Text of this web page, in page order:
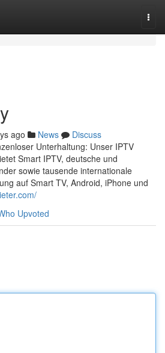
ago News
Discuss
Unterhaltung: Unser IPTV
Smart IPTV, deutsche und
sowie tausende internationale
auf Smart TV, Android, iPhone und
Upvoted